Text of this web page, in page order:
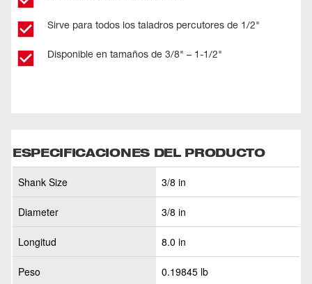
Sirve para todos los taladros percutores de 1/2"
Disponible en tamaños de 3/8" – 1-1/2"
ESPECIFICACIONES DEL PRODUCTO
Shank Size 3/8 in
Diameter 3/8 in
Longitud 8.0 in
Peso 0.19845 lb